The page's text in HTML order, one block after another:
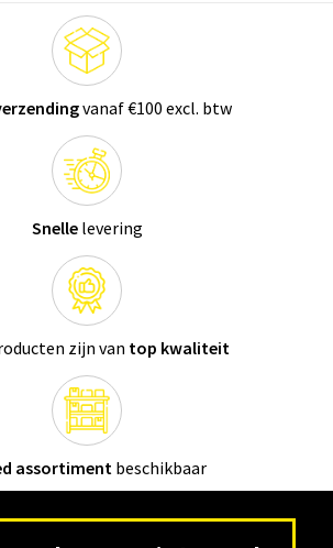
vanaf €100 excl. btw
Snellelevering
zijn van top kwaliteit
assortiment beschikbaar